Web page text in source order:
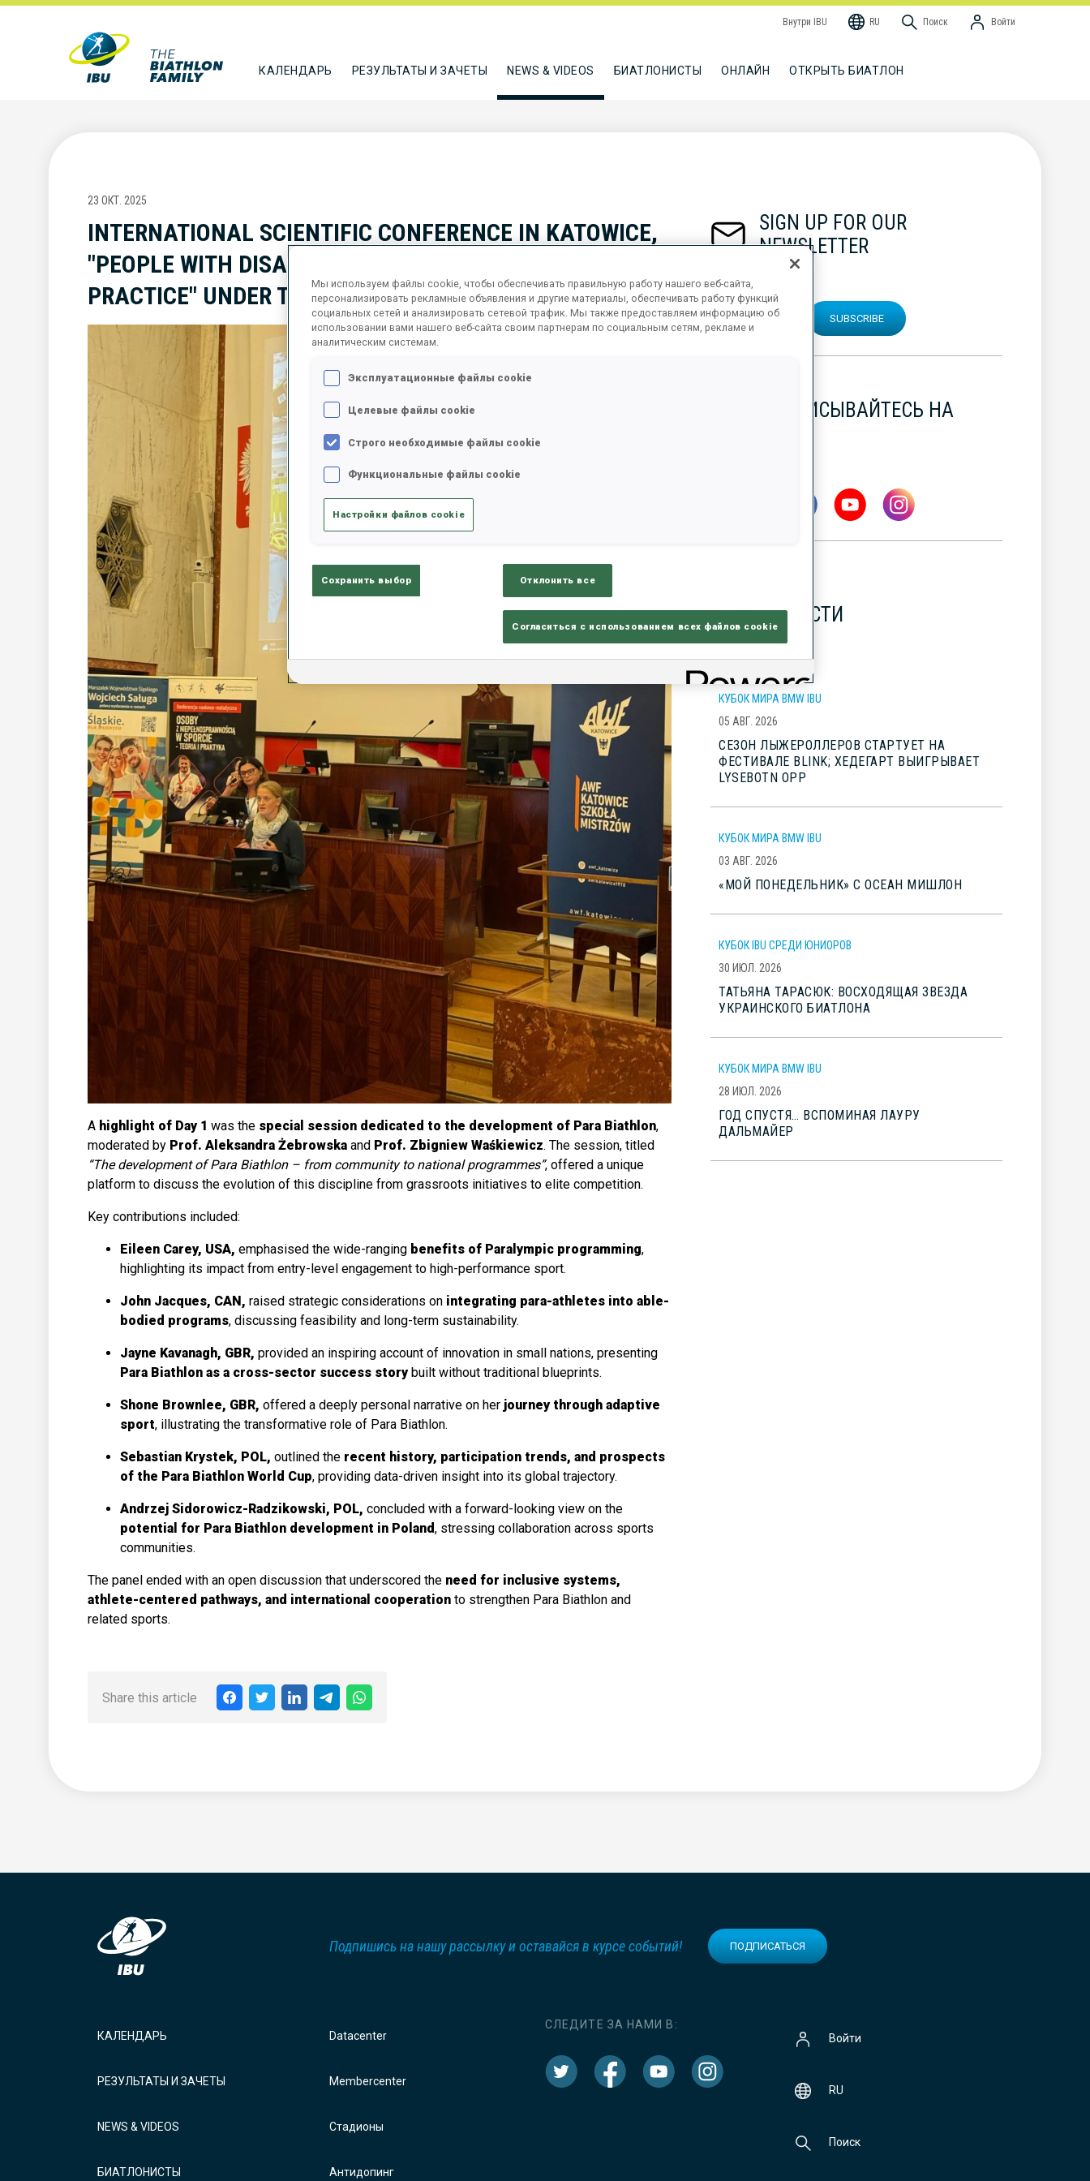
Внутри IBU RU Поиск Войти
КАЛЕНДАРЬ РЕЗУЛЬТАТЫ И ЗАЧЕТЫ NEWS & VIDEOS БИАТЛОНИСТЫ ОНЛАЙН ОТКРЫТЬ БИАТЛОН
23 ОКТ. 2025
INTERNATIONAL SCIENTIFIC CONFERENCE IN KATOWICE,
"PEOPLE WITH DISABILITIES IN SPORT - THEORY AND
PRACTICE" UNDER THE HONORARY PATRONAGE OF IBU
A highlight of Day 1 was the special session dedicated to the development of Para Biathlon,
moderated by Prof. Aleksandra Żebrowska and Prof. Zbigniew Waśkiewicz. The session, titled
“The development of Para Biathlon – from community to national programmes”, offered a unique
platform to discuss the evolution of this discipline from grassroots initiatives to elite competition.
Key contributions included:
Eileen Carey, USA, emphasised the wide-ranging benefits of Paralympic programming,
highlighting its impact from entry-level engagement to high-performance sport.
John Jacques, CAN, raised strategic considerations on integrating para-athletes into able-
bodied programs, discussing feasibility and long-term sustainability.
Jayne Kavanagh, GBR, provided an inspiring account of innovation in small nations, presenting
Para Biathlon as a cross-sector success storybuilt without traditional blueprints.
Shone Brownlee, GBR, offered a deeply personal narrative on her journey through adaptive
sport, illustrating the transformative role of Para Biathlon.
Sebastian Krystek, POL, outlined the recent history, participation trends, and prospects
of the Para Biathlon World Cup, providing data-driven insight into its global trajectory.
Andrzej Sidorowicz-Radzikowski, POL, concluded with a forward-looking view on the
potential for Para Biathlon development in Poland, stressing collaboration across sports
communities.
The panel ended with an open discussion that underscored the need for inclusive systems,
athlete-centered pathways, and international cooperation to strengthen Para Biathlon and
related sports.
Share this article
SIGN UP FOR OUR
NEWSLETTER
SUBSCRIBE
ПОДПИСЫВАЙТЕСЬ НА
НОВОСТИ
КУБОК МИРА BMW IBU
05 АВГ. 2026
СЕЗОН ЛЫЖЕРОЛЛЕРОВ СТАРТУЕТ НА
ФЕСТИВАЛЕ BLINK; ХЕДЕГАРТ ВЫИГРЫВАЕТ
LYSEBOTN OPP
КУБОК МИРА BMW IBU
03 АВГ. 2026
«МОЙ ПОНЕДЕЛЬНИК» С ОСЕАН МИШЛОН
КУБОК IBU СРЕДИ ЮНИОРОВ
30 ИЮЛ. 2026
ТАТЬЯНА ТАРАСЮК: ВОСХОДЯЩАЯ ЗВЕЗДА
УКРАИНСКОГО БИАТЛОНА
КУБОК МИРА BMW IBU
28 ИЮЛ. 2026
ГОД СПУСТЯ… ВСПОМИНАЯ ЛАУРУ
ДАЛЬМАЙЕР
Подпишись на нашу рассылку и оставайся в курсе событий! ПОДПИСАТЬСЯ
КАЛЕНДАРЬ
РЕЗУЛЬТАТЫ И ЗАЧЕТЫ
NEWS & VIDEOS
БИАТЛОНИСТЫ
Datacenter
Membercenter
Стадионы
Антидопинг
СЛЕДИТЕ ЗА НАМИ В:
Войти
RU
Поиск
Мы используем файлы cookie, чтобы обеспечивать правильную работу нашего веб-сайта,
персонализировать рекламные объявления и другие материалы, обеспечивать работу функций
социальных сетей и анализировать сетевой трафик. Мы также предоставляем информацию об
использовании вами нашего веб-сайта своим партнерам по социальным сетям, рекламе и
аналитическим системам.
Эксплуатационные файлы cookie
Целевые файлы cookie
Строго необходимые файлы cookie
Функциональные файлы cookie
Настройки файлов cookie
Сохранить выбор Отклонить все
Согласиться с использованием всех файлов cookie